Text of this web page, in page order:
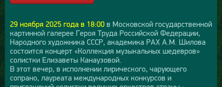
29 ноября 2025 года в 18:00 в Московской государственной
картинной галерее Героя Труда Российской Федерации,
Народного художника СССР, академика РАХ А.М. Шилова
состоится концерт «Коллекция музыкальных шедевров»
солистки Елизаветы Канаузовой.
В этот вечер, в исполнении лирического, чарующего
сопрано, лауреата международных конкурсов и